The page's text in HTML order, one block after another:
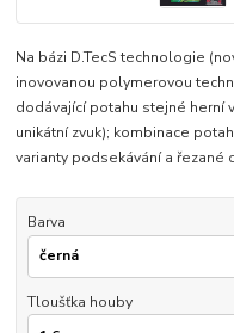
Na bázi D.TecS technologie
inovovanou polymerovou
dodávající potahu stejné herní
unikátní zvuk); kombinace
varianty podsekávání a řezané
Barva
Tloušťka houby